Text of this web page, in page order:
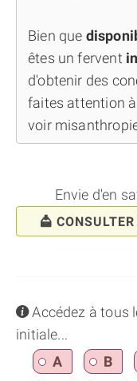
Bien que
êtes un fervent
d'obtenir des
faites attention
voir
Envie d'en
infoAccédez à tous
initiale...
A
B